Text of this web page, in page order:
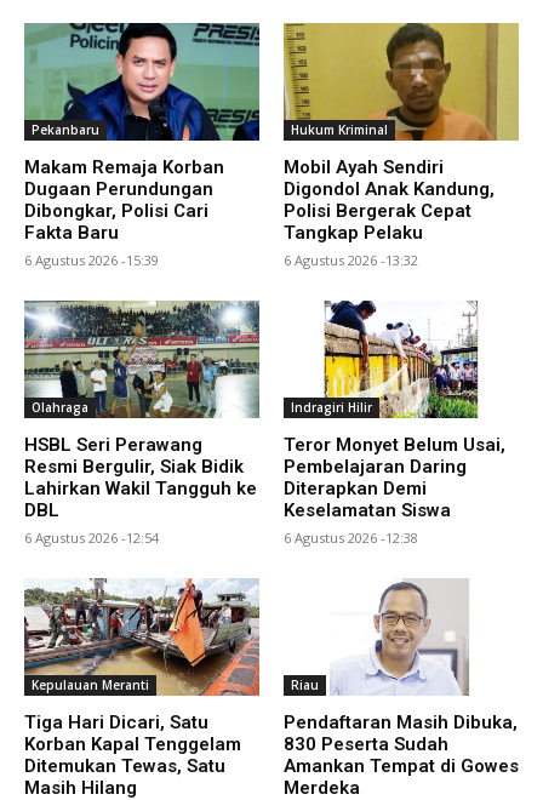
Pekanbaru
Makam Remaja Korban
Dugaan Perundungan
Dibongkar, Polisi Cari
Fakta Baru
6 Agustus 2026 -15:39
Hukum Kriminal
Mobil Ayah Sendiri
Digondol Anak Kandung,
Polisi Bergerak Cepat
Tangkap Pelaku
6 Agustus 2026 -13:32
Olahraga
HSBL Seri Perawang
Resmi Bergulir, Siak Bidik
Lahirkan Wakil Tangguh ke
DBL
6 Agustus 2026 -12:54
Indragiri Hilir
Teror Monyet Belum Usai,
Pembelajaran Daring
Diterapkan Demi
Keselamatan Siswa
6 Agustus 2026 -12:38
Kepulauan Meranti
Tiga Hari Dicari, Satu
Korban Kapal Tenggelam
Ditemukan Tewas, Satu
Masih Hilang
Riau
Pendaftaran Masih Dibuka,
830 Peserta Sudah
Amankan Tempat di Gowes
Merdeka